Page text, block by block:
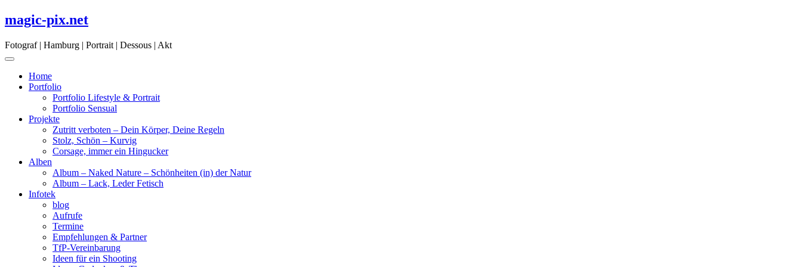
Skip
to
magic-pix.net
Fotograf | Hamburg | Portrait | Dessous | Akt
Home
Portfolio
Portfolio Lifestyle & Portrait
Portfolio Sensual
Projekte
Zutritt verboten – Dein Körper, Deine Regeln
Stolz, Schön – Kurvig
Corsage, immer ein Hingucker
Alben
Album – Naked Nature – Schönheiten (in) der Natur
Album – Lack, Leder Fetisch
Infotek
blog
Aufrufe
Termine
Empfehlungen & Partner
TfP-Vereinbarung
Ideen für ein Shooting